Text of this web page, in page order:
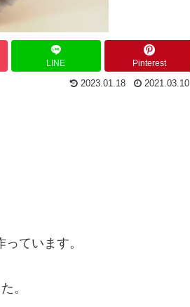
LINE Pinterest
2023.01.18 2021.03.10
ています。
。